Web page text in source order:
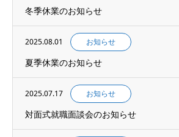
冬季休業のお知らせ
2025.08.01 お知らせ
夏季休業のお知らせ
2025.07.17 お知らせ
対面式就職面談会のお知らせ